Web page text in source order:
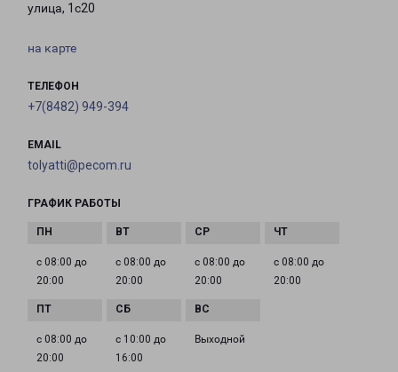
улица, 1с20
на карте
ТЕЛЕФОН
+7(8482) 949-394
EMAIL
tolyatti@pecom.ru
ГРАФИК РАБОТЫ
с 08:00 до
20:00
с 08:00 до
20:00
с 08:00 до
20:00
с 08:00 до
20:00
с 08:00 до
20:00
с 10:00 до
16:00
Выходной